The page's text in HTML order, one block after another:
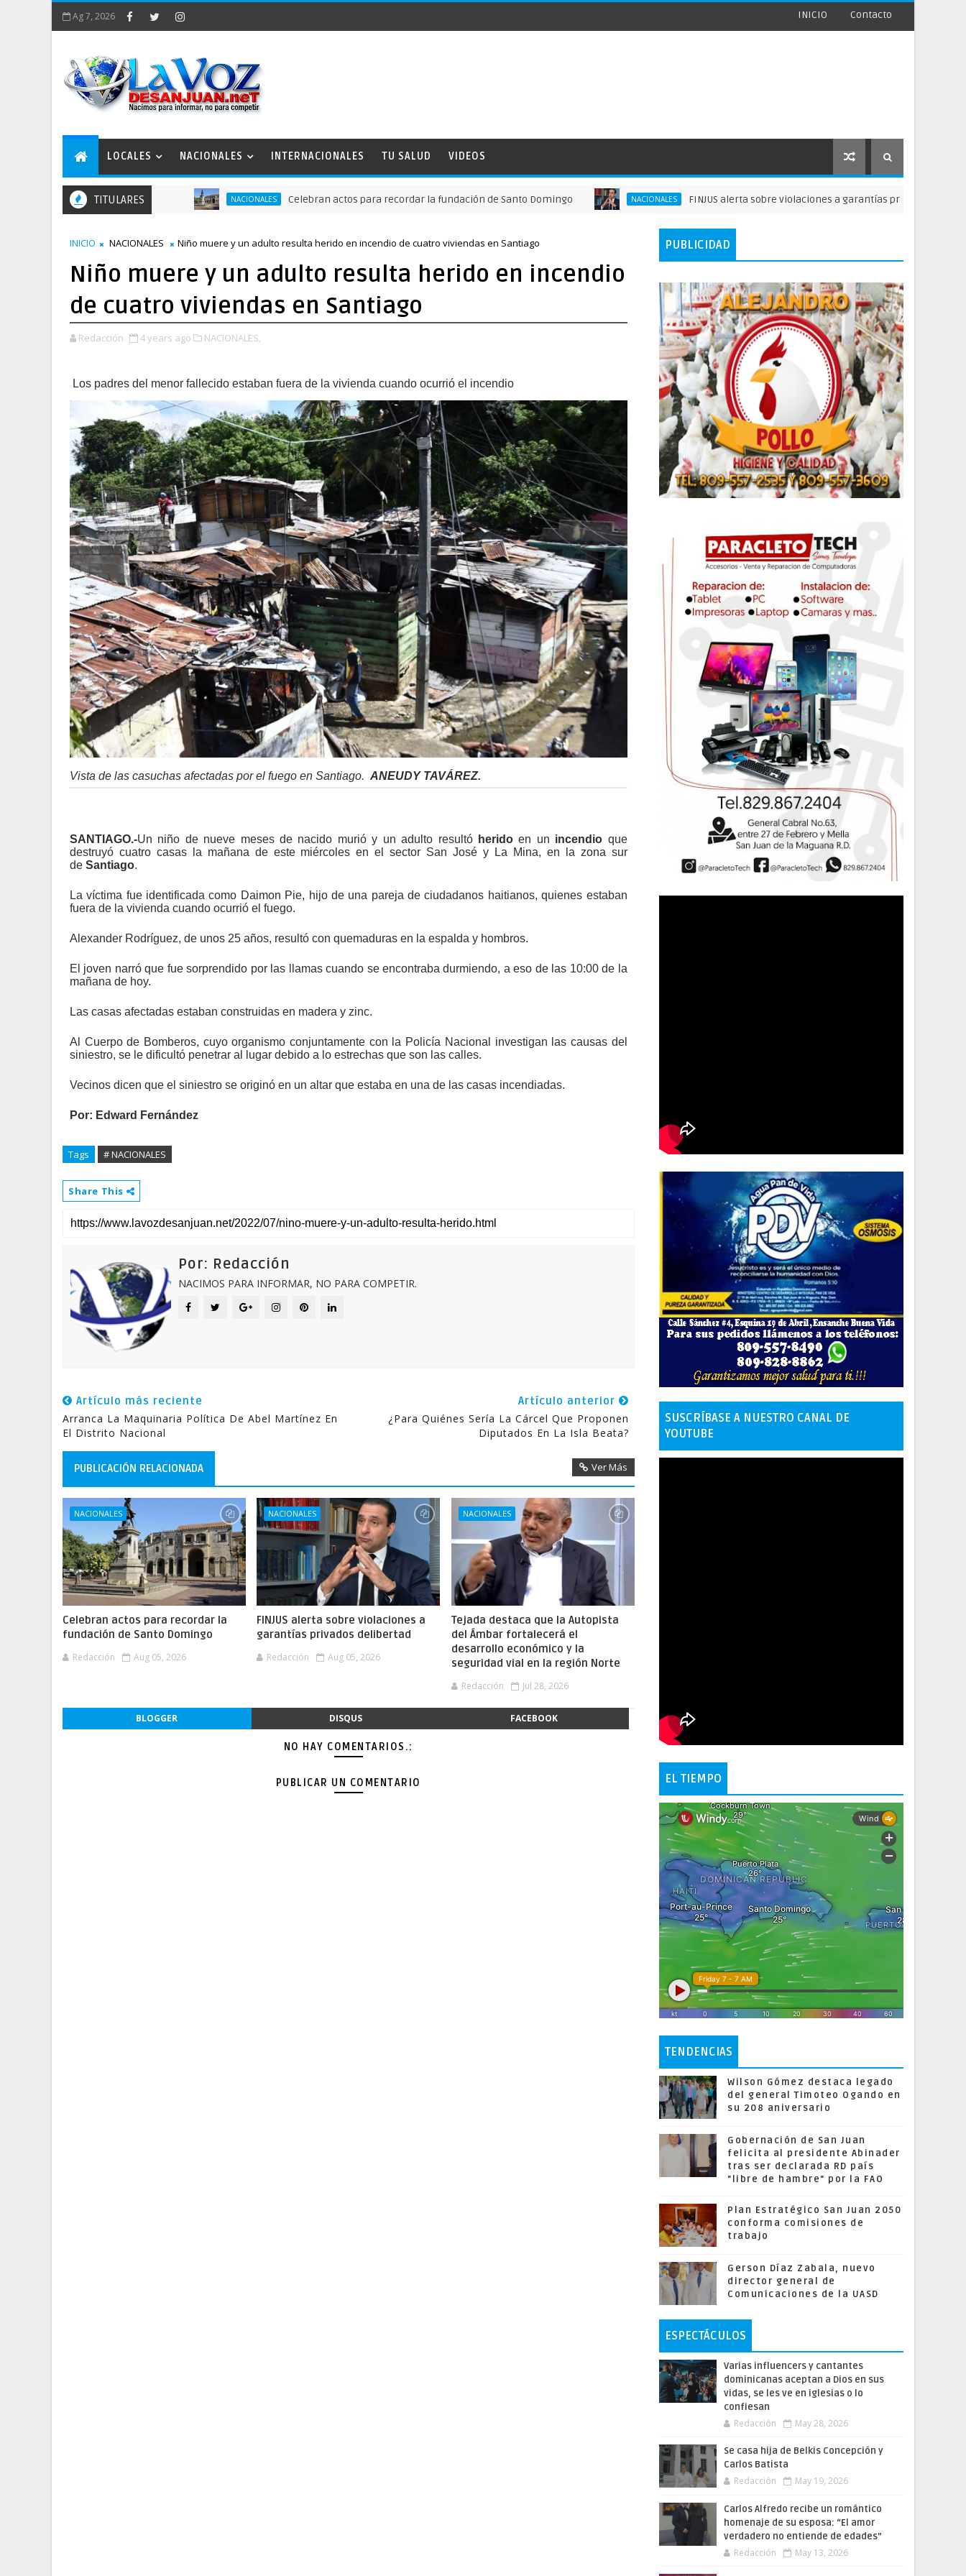
Ag 7, 2026 INICIO Contacto
LOCALES NACIONALES INTERNACIONALES TU SALUD VIDEOS
TITULARES NACIONALES Celebran actos para recordar la fundación de Santo Domingo NACIONALES FINJUS alerta sobre violaciones a garantías privados delibertad
INICIO NACIONALES Niño muere y un adulto resulta herido en incendio de cuatro viviendas en Santiago
Niño muere y un adulto resulta herido en incendio
de cuatro viviendas en Santiago
Redacción 4 years ago NACIONALES,
Los padres del menor fallecido estaban fuera de la vivienda cuando ocurrió el incendio
Vista de las casuchas afectadas por el fuego en Santiago. ANEUDY TAVÁREZ.
SANTIAGO.-Un niño de nueve meses de nacido murió y un adulto resultó heridoen un incendio que
destruyó cuatro casas la mañana de este miércoles en el sector San José y La Mina, en la zona sur
de Santiago.
La víctima fue identificada como Daimon Pie, hijo de una pareja de ciudadanos haitianos, quienes estaban
fuera de la vivienda cuando ocurrió el fuego.
Alexander Rodríguez, de unos 25 años, resultó con quemaduras en la espalda y hombros.
El joven narró que fue sorprendido por las llamas cuando se encontraba durmiendo, a eso de las 10:00 de la
mañana de hoy.
Las casas afectadas estaban construidas en madera y zinc.
Al Cuerpo de Bomberos, cuyo organismo conjuntamente con la Policía Nacional investigan las causas del
siniestro, se le dificultó penetrar al lugar debido a lo estrechas que son las calles.
Vecinos dicen que el siniestro se originó en un altar que estaba en una de las casas incendiadas.
Por: Edward Fernández
Tags # NACIONALES
Share This
Por: Redacción
NACIMOS PARA INFORMAR, NO PARA COMPETIR.
Artículo más reciente
Arranca La Maquinaria Política De Abel Martínez En
El Distrito Nacional
Artículo anterior
¿Para Quiénes Sería La Cárcel Que Proponen
Diputados En La Isla Beata?
PUBLICACIÓN RELACIONADA Ver Más
NACIONALES
Celebran actos para recordar la
fundación de Santo Domingo
Redacción Aug 05, 2026
NACIONALES
FINJUS alerta sobre violaciones a
garantías privados delibertad
Redacción Aug 05, 2026
NACIONALES
Tejada destaca que la Autopista
del Ámbar fortalecerá el
desarrollo económico y la
seguridad vial en la región Norte
Redacción Jul 28, 2026
BLOGGER DISQUS FACEBOOK
NO HAY COMENTARIOS.:
PUBLICAR UN COMENTARIO
PUBLICIDAD
SUSCRÍBASE A NUESTRO CANAL DE
YOUTUBE
EL TIEMPO
TENDENCIAS
Wilson Gómez destaca legado
del general Timoteo Ogando en
su 208 aniversario
Gobernación de San Juan
felicita al presidente Abinader
tras ser declarada RD país
"libre de hambre" por la FAO
Plan Estratégico San Juan 2050
conforma comisiones de
trabajo
Gerson Díaz Zabala, nuevo
director general de
Comunicaciones de la UASD
ESPECTÁCULOS
Varias influencers y cantantes
dominicanas aceptan a Dios en sus
vidas, se les ve en iglesias o lo
confiesan
Redacción May 28, 2026
Se casa hija de Belkis Concepción y
Carlos Batista
Redacción May 19, 2026
Carlos Alfredo recibe un romántico
homenaje de su esposa: “El amor
verdadero no entiende de edades”
Redacción May 13, 2026